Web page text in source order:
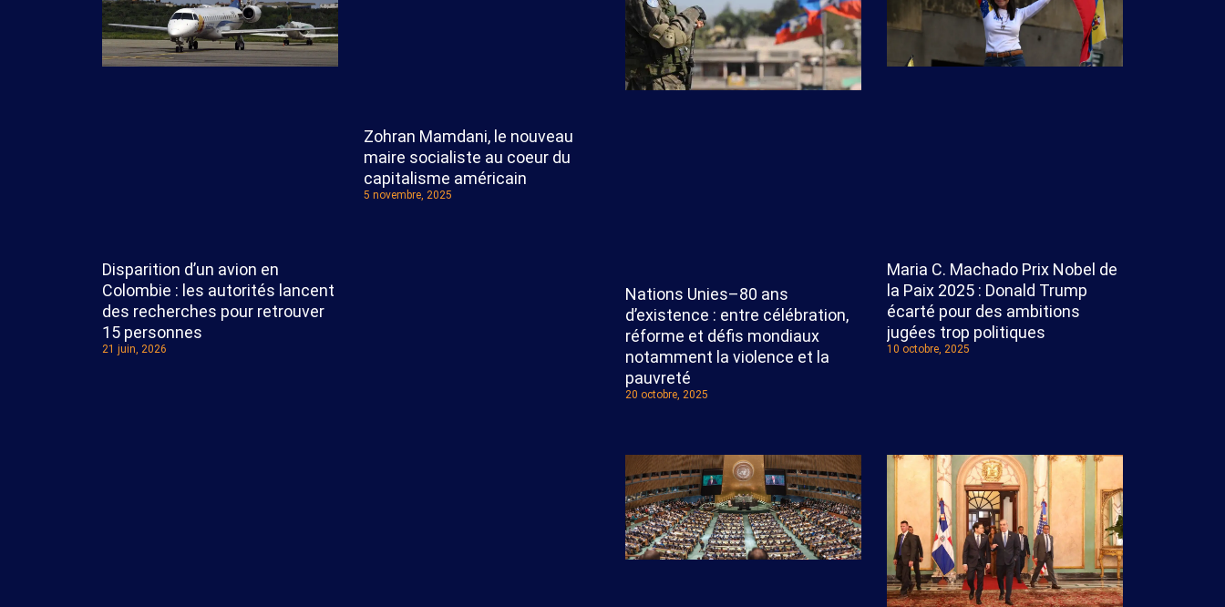
Disparition d’un avion en
Colombie : les autorités lancent
des recherches pour retrouver
15 personnes
21 juin, 2026
Zohran Mamdani, le nouveau
maire socialiste au coeur du
capitalisme américain
5 novembre, 2025
Nations Unies–80 ans
d’existence : entre célébration,
réforme et défis mondiaux
notamment la violence et la
pauvreté
20 octobre, 2025
Maria C. Machado Prix Nobel de
la Paix 2025 : Donald Trump
écarté pour des ambitions
jugées trop politiques
10 octobre, 2025